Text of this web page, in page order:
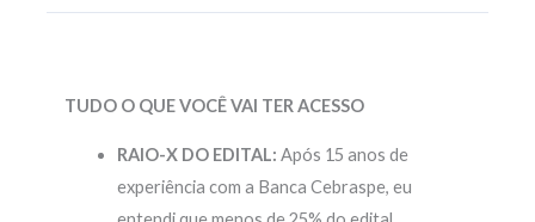
TUDO O QUE VOCÊ VAI TER ACESSO
RAIO-X DO EDITAL: Após 15 anos de
experiência com a Banca Cebraspe, eu